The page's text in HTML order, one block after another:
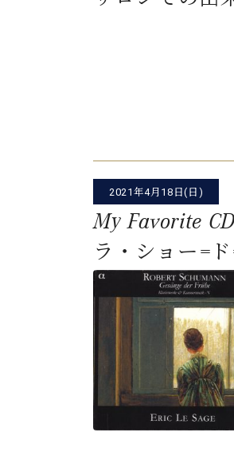
C.ベヒシュタイン アカデミー
W.ホフマン プロフェッショ
W.ホフマン トラディション
W.ホフマン ヴィジョン
C.BECHSTEIN Digital(ベ
お問い合わせ
アーティス
アフターサービス(調律)
尾山調律師のブログ Die
2021年4月18日(日)
My Favorite
ラ・ショー=